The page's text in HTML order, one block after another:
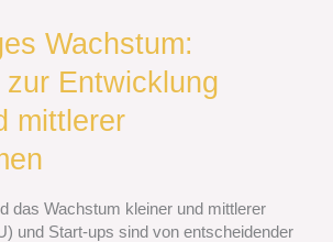
Wachstum:
Entwicklung
mittlerer
das Wachstum kleiner und mittlerer
und Start-ups sind von entscheidender